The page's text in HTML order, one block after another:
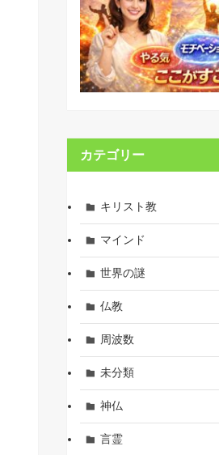
カテゴリー
キリスト教
マインド
世界の謎
仏教
周波数
未分類
神仏
言霊